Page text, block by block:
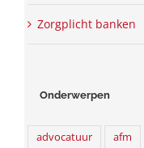
Zorgplicht banken
Onderwerpen
advocatuur afm